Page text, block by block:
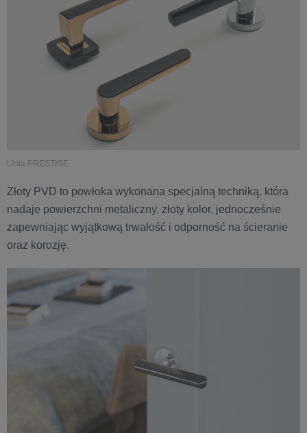
Linia PRESTIGE
Złoty PVD to powłoka wykonana specjalną techniką, która
nadaje powierzchni metaliczny, złoty kolor, jednocześnie
zapewniając wyjątkową trwałość i odporność na ścieranie
oraz korozję.